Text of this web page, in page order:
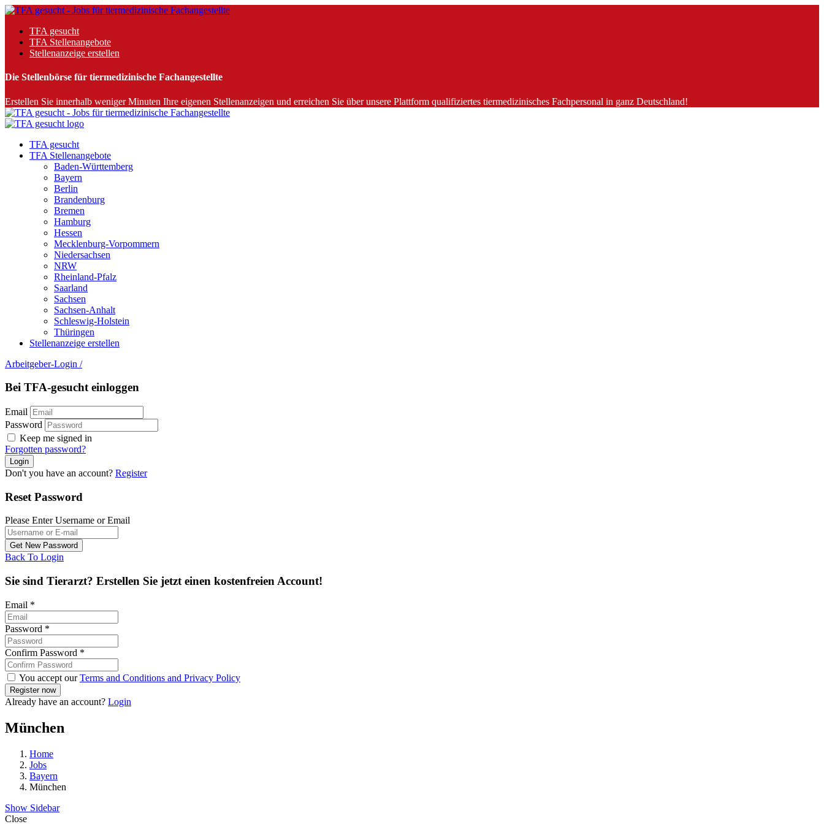
TFA gesucht
TFA Stellenangebote
Stellenanzeige erstellen
Die Stellenbörse für tiermedizinische Fachangestellte
Erstellen Sie innerhalb weniger Minuten Ihre eigenen Stellenanzeigen und erreichen Sie über unsere Plattform qualifiziertes tiermedizinisches Fachpersonal in ganz Deutschland!
TFA gesucht
TFA Stellenangebote
Baden-Württemberg
Bayern
Berlin
Brandenburg
Bremen
Hamburg
Hessen
Mecklenburg-Vorpommern
Niedersachsen
NRW
Rheinland-Pfalz
Saarland
Sachsen
Sachsen-Anhalt
Schleswig-Holstein
Thüringen
Stellenanzeige erstellen
Arbeitgeber-Login /
Bei TFA-gesucht einloggen
Email
Password
Keep me signed in
Forgotten password?
Don't you have an account? Register
Reset Password
Please Enter Username or Email
Back To Login
Sie sind Tierarzt? Erstellen Sie jetzt einen kostenfreien Account!
Email *
Password *
Confirm Password *
You accept ourTerms and Conditions and Privacy Policy
Already have an account? Login
München
Home
Jobs
Bayern
München
Show Sidebar
Close